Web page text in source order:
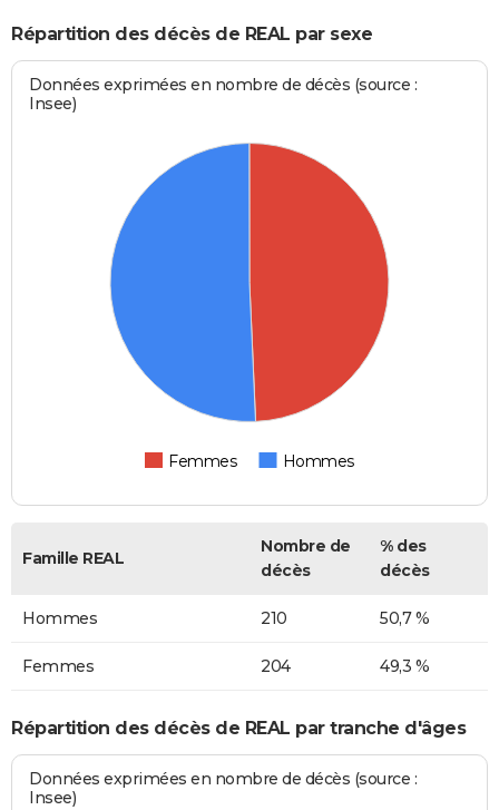
Répartition des décès de REAL par sexe
Données exprimées en nombre de décès (source :
Insee)
Femmes Hommes
Famille REAL
Nombre de
décès
% des
décès
Hommes 210 50,7 %
Femmes 204 49,3 %
Répartition des décès de REAL par tranche d'âges
Données exprimées en nombre de décès (source :
Insee)